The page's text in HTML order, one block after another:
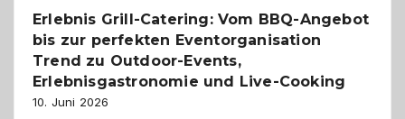
Erlebnis Grill-Catering: Vom BBQ-Angebot
bis zur perfekten Eventorganisation
Trend zu Outdoor-Events,
Erlebnisgastronomie und Live-Cooking
10. Juni 2026